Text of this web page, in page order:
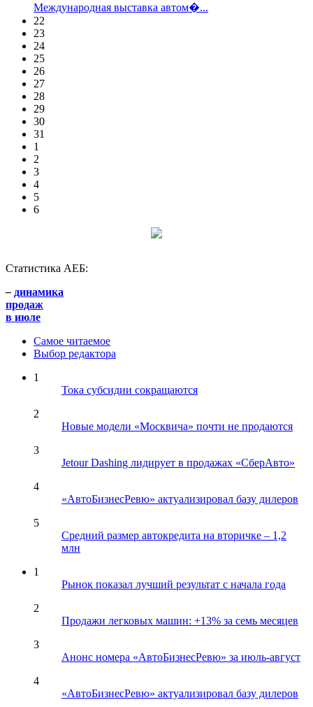
Международная выставка автом�...
22
23
24
25
26
27
28
29
30
31
1
2
3
4
5
6
Статистика АЕБ:
– динамика
продаж
в июле
Самое читаемое
Выбор редактора
1
Тока субсидии сокращаются
2
Новые модели «Москвича» почти не продаются
3
Jetour Dashing лидирует в продажах «СберАвто»
4
«АвтоБизнесРевю» актуализировал базу дилеров
5
Средний размер автокредита на вторичке – 1,2
млн
1
Рынок показал лучший результат с начала года
2
Продажи легковых машин: +13% за семь месяцев
3
Анонс номера «АвтоБизнесРевю» за июль-август
4
«АвтоБизнесРевю» актуализировал базу дилеров